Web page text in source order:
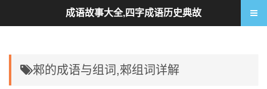
郲的成语与组词,郲组词详解
成语故事大全,四字成语历史典故